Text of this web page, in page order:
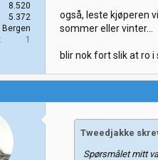
8.520
5.372
Bergen
1
også, leste kjøperen
sommer eller vinter…
blir nok fort slik at ro i
Tweedjakke
Spørsmålet mitt